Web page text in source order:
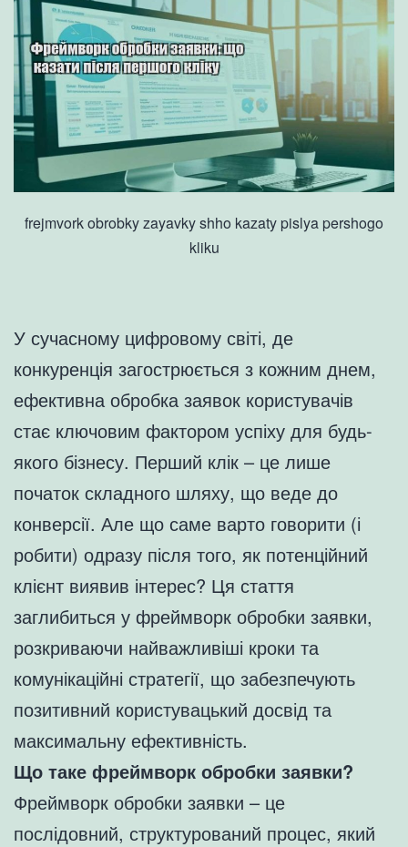
frejmvork obrobky zayavky shho kazaty pislya pershogo
kliku
У сучасному цифровому світі, де
конкуренція загострюється з кожним днем,
ефективна обробка заявок користувачів
стає ключовим фактором успіху для будь-
якого бізнесу. Перший клік – це лише
початок складного шляху, що веде до
конверсії. Але що саме варто говорити (і
робити) одразу після того, як потенційний
клієнт виявив інтерес? Ця стаття
заглибиться у фреймворк обробки заявки,
розкриваючи найважливіші кроки та
комунікаційні стратегії, що забезпечують
позитивний користувацький досвід та
максимальну ефективність.
Що таке фреймворк обробки заявки?
Фреймворк обробки заявки – це
послідовний, структурований процес, який